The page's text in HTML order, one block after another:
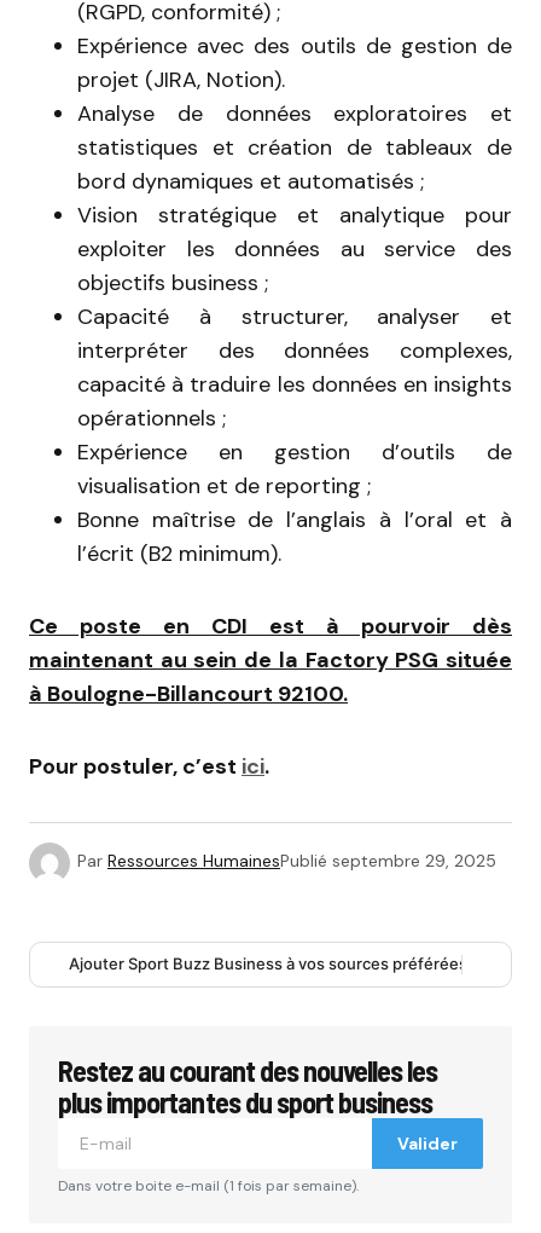
(RGPD, conformité) ;
Expérience avec des outils de gestion de
projet (JIRA, Notion).
Analyse de données exploratoires et
statistiques et création de tableaux de
bord dynamiques et automatisés ;
Vision stratégique et analytique pour
exploiter les données au service des
objectifs business ;
Capacité à structurer, analyser et
interpréter des données complexes,
capacité à traduire les données en insights
opérationnels ;
Expérience en gestion d’outils de
visualisation et de reporting ;
Bonne maîtrise de l’anglais à l’oral et à
l’écrit (B2 minimum).
Ce poste en CDI est à pourvoir dès
maintenant au sein de la Factory PSG située
à Boulogne-Billancourt 92100.
Pour postuler, c’est ici.
Par Ressources HumainesPublié septembre 29, 2025
Ajouter Sport Buzz Business à vos sources préférées
Restez au courant des nouvelles les
plus importantes du sport business
Valider
Dans votre boite e-mail (1 fois par semaine).